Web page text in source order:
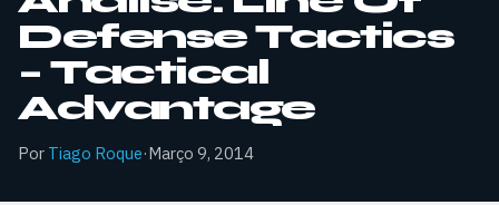
Defense Tactics
– Tactical
Advantage
Por Tiago Roque·Março 9, 2014